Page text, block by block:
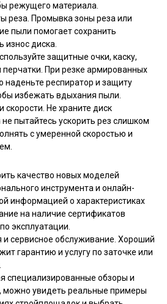
режущего материала.
реза. Промывка зоны реза или
пыли помогает сохранить
износ диска.
защитные очки, каску,
перчатки. При резке армированных
наденьте респиратор и защиту
избежать вдыхания пыли.
скорости. Не храните диск
пытайтесь ускорить рез слишком
с умеренной скоростью и
качество новых моделей
инструмента и онлайн-
информацией о характеристиках
на наличие сертификатов
эксплуатации.
и сервисное обслуживание. Хороший
гарантию и услугу по заточке или
специализированные обзоры и
можно увидеть реальные примеры